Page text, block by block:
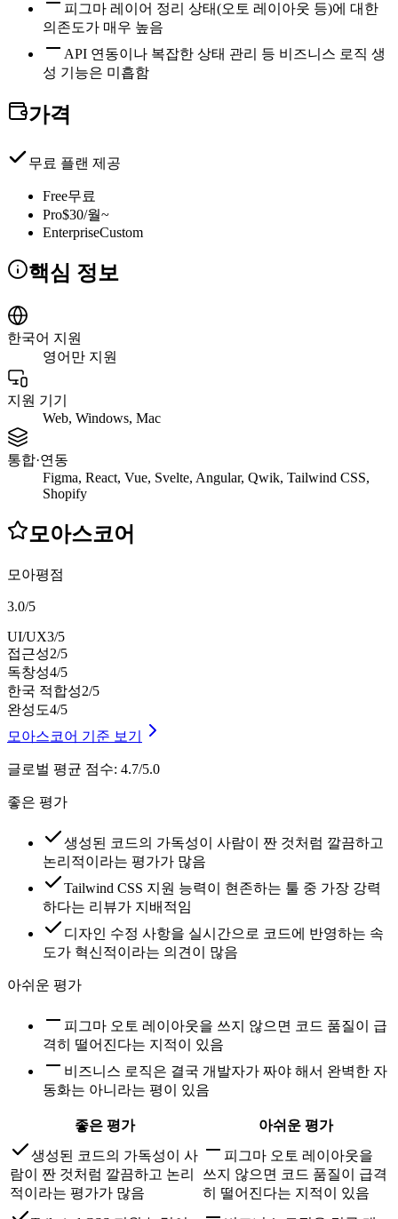
피그마 레이어 정리 상태(오토 레이아웃 등)에 대한
의존도가 매우 높음
API 연동이나 복잡한 상태 관리 등 비즈니스 로직 생
성 기능은 미흡함
가격
무료 플랜 제공
Free무료
Pro$30/월~
EnterpriseCustom
핵심 정보
한국어 지원
영어만 지원
지원 기기
Web, Windows, Mac
통합·연동
Figma, React, Vue, Svelte, Angular, Qwik, Tailwind CSS,
Shopify
모아스코어
모아평점
3.0/5
UI/UX3/5
접근성2/5
독창성4/5
한국 적합성2/5
완성도4/5
모아스코어 기준 보기
글로벌 평균 점수: 4.7/5.0
좋은 평가
생성된 코드의 가독성이 사람이 짠 것처럼 깔끔하고
논리적이라는 평가가 많음
Tailwind CSS 지원 능력이 현존하는 툴 중 가장 강력
하다는 리뷰가 지배적임
디자인 수정 사항을 실시간으로 코드에 반영하는 속
도가 혁신적이라는 의견이 많음
아쉬운 평가
피그마 오토 레이아웃을 쓰지 않으면 코드 품질이 급
격히 떨어진다는 지적이 있음
비즈니스 로직은 결국 개발자가 짜야 해서 완벽한 자
동화는 아니라는 평이 있음
좋은 평가
아쉬운 평가
생성된 코드의 가독성이 사
람이 짠 것처럼 깔끔하고 논리
적이라는 평가가 많음
피그마 오토 레이아웃을
쓰지 않으면 코드 품질이 급격
히 떨어진다는 지적이 있음